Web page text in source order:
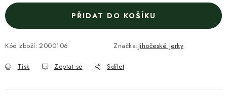
PŘIDAT DO KOŠÍKU
Kód zboží: 2000106 Značka:Jihočeské Jerky
Tisk Zeptat se Sdílet